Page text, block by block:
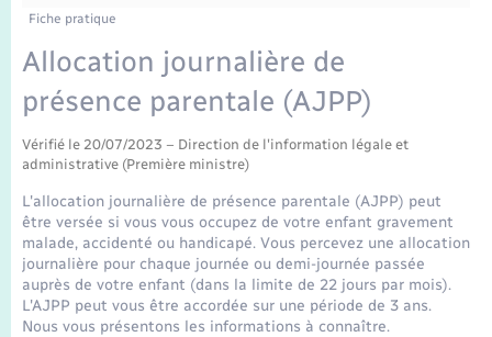
Mariage – PACS
Parrainage civil
Recensement
Fiche pratique
Allocation journalière de
présence parentale (AJPP)
Vérifié le 20/07/2023 – Direction de l'information légale et
administrative (Première ministre)
L'allocation journalière de présence parentale (AJPP) peut
être versée si vous vous occupez de votre enfant gravement
malade, accidenté ou handicapé. Vous percevez une allocation
journalière pour chaque journée ou demi-journée passée
auprès de votre enfant (dans la limite de 22 jours par mois).
L'AJPP peut vous être accordée sur une période de 3 ans.
Nous vous présentons les informations à connaître.